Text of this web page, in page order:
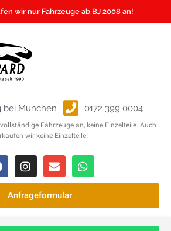
wir nur Fahrzeuge ab BJ 2008 an!
bei München 0172 399 0004
Fahrzeuge an, keine Einzelteile. Auch
wir keine Einzelteile!
Anfrageformular